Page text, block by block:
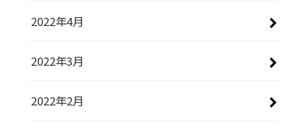
2022年4月
2022年3月
2022年2月